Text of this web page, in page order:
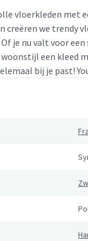
vloerkleden met
creëren we trendy
je nu valt voor
een kleed
bij je past!